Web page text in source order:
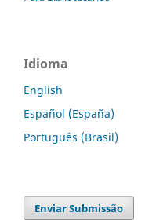
Idioma
English
Español (España)
Português (Brasil)
Enviar Submissão